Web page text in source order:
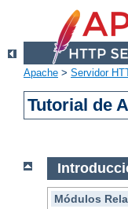
Apache > Servidor
Tutorial de
Módulos